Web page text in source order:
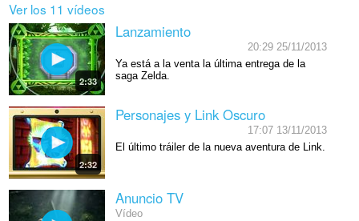
Ver los 11 vídeos
2:33
Lanzamiento
20:29 25/11/2013
Ya está a la venta la última entrega de la
saga Zelda.
2:32
Personajes y Link Oscuro
17:07 13/11/2013
El último tráiler de la nueva aventura de Link.
Anuncio TV
Vídeo